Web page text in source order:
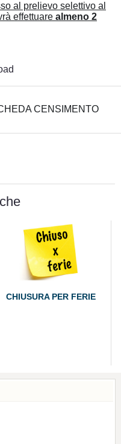
al prelievo selettivo al
effettuare almeno 2
CENSIMENTO
CHIUSURA PER FERIE